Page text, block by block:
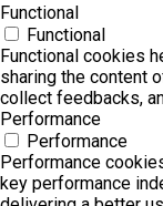
Functional
Functional
Functional cookies
sharing the content
collect feedbacks,
Performance
Performance
Performance
key performance